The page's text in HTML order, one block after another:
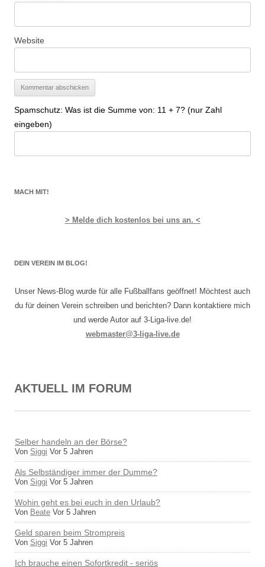
Website
Spamschutz: Was ist die Summe von: 11 + 7? (nur Zahl
eingeben)
MACH MIT!
> Melde dich kostenlos bei uns an. <
DEIN VEREIN IM BLOG!
Unser News-Blog wurde für alle Fußballfans geöffnet! Möchtest auch
du für deinen Verein schreiben und berichten? Dann kontaktiere mich
und werde Autor auf 3-Liga-live.de!
webmaster@3-liga-live.de
AKTUELL IM FORUM
Selber handeln an der Börse?
Von Siggi Vor 5 Jahren
Als Selbständiger immer der Dumme?
Von Siggi Vor 5 Jahren
Wohin geht es bei euch in den Urlaub?
Von Beate Vor 5 Jahren
Geld sparen beim Strompreis
Von Siggi Vor 5 Jahren
Ich brauche einen Sofortkredit - seriös